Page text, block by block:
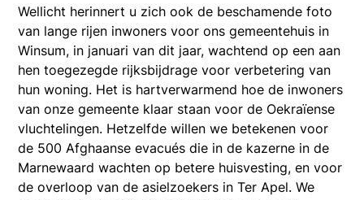
Wellicht herinnert u zich ook de beschamende foto
van lange rijen inwoners voor ons gemeentehuis in
Winsum, in januari van dit jaar, wachtend op een aan
hen toegezegde rijksbijdrage voor verbetering van
hun woning. Het is hartverwarmend hoe de inwoners
van onze gemeente klaar staan voor de Oekraïense
vluchtelingen. Hetzelfde willen we betekenen voor
de 500 Afghaanse evacués die in de kazerne in de
Marnewaard wachten op betere huisvesting, en voor
de overloop van de asielzoekers in Ter Apel. We